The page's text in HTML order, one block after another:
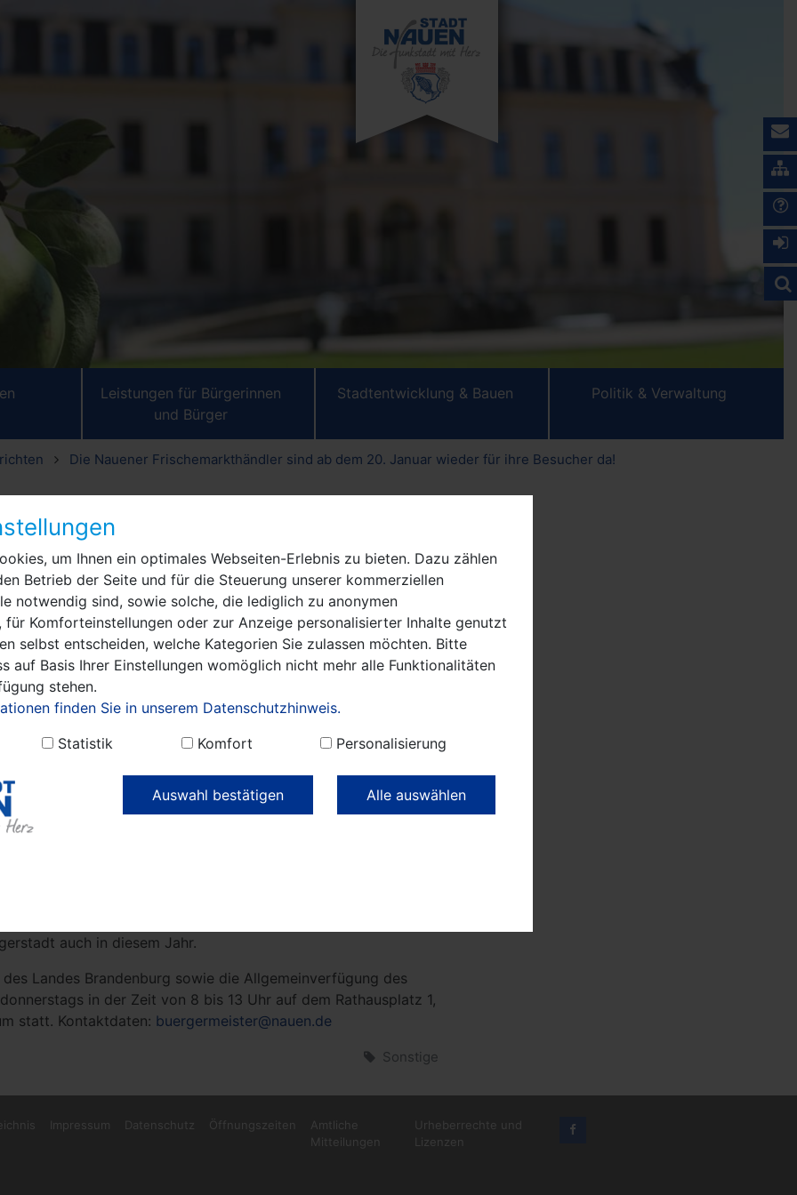
um Ihnen ein optimales Webseiten-Erlebnis zu bieten. Dazu zählen
Betrieb der Seite und für die Steuerung unserer kommerziellen
notwendig sind, sowie solche, die lediglich zu anonymen
für Komforteinstellungen oder zur Anzeige personalisierter Inhalte genutzt
selbst entscheiden, welche Kategorien Sie zulassen möchten. Bitte
auf Basis Ihrer Einstellungen womöglich nicht mehr alle Funktionalitäten
stehen.
finden Sie in unserem Datenschutzhinweis.
Statistik Komfort Personalisierung
Auswahl bestätigen Alle auswählen
Leistungen für Bürgerinnen
und Bürger
Stadtentwicklung & Bauen Politik & Verwaltung
Die Nauener Frischemarkthändler sind ab dem 20. Januar wieder für ihre Besucher da!
sind ab dem 20.
für ihre Besucher da!
Rathausplatz erfreut sich großer Beliebtheit, und er hat
kurzen Weihnachtspause wird der Frischemarkt 2022 am
unter den Händlerinnen und Händlern mit von der Partie,
Produkten bürgen. Bürgermeister Manuel Meger (LWN)
ein unterhaltsames Einkaufserlebnis unter freiem Himmel
sagt der Bürgermeister und wünscht allen Markthändlern und
Jahr.
für den Kochtopf daheim. Und wenn es mal ganz schnell
Köstlichkeiten „zum Mitnehmen“.
zählt, ist Frische und Qualität – und das zu fairen Preisen.
Frischemarkts mit ihrem breiten Warenmix aus frischen
Ob Backwaren, Obst & Gemüse, Fleisch & Wurstwaren,
Speisen aus der Gulaschkanone oder vom Hähnchengrill -
auch in diesem Jahr.
Landes Brandenburg sowie die Allgemeinverfügung des
in der Zeit von 8 bis 13 Uhr auf dem Rathausplatz 1,
statt. Kontaktdaten: buergermeister@nauen.de
Sonstige
Impressum Datenschutz Öffnungszeiten
Amtliche
Mitteilungen
Urheberrechte und
Lizenzen